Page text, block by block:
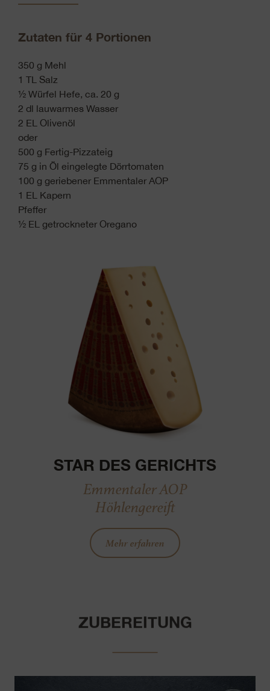
Zutaten für 4 Portionen
350 g Mehl
1 TL Salz
½ Würfel Hefe, ca. 20 g
2 dl lauwarmes Wasser
2 EL Olivenöl
oder
500 g Fertig-Pizzateig
75 g in Öl eingelegte Dörrtomaten
100 g geriebener Emmentaler AOP
1 EL Kapern
Pfeffer
½ EL getrockneter Oregano
STAR DES GERICHTS
Emmentaler AOP
Höhlengereift
Mehr erfahren
ZUBEREITUNG